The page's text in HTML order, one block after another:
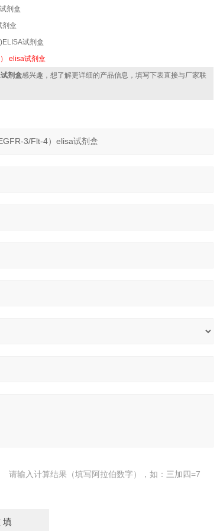
剂盒
盒
试剂盒
elisa试剂盒
剂盒感兴趣，想了解更详细的产品信息，填写下表直接与厂家联
请输入计算结果（填写阿拉伯数字），如：三加四=7